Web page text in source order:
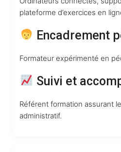
plateforme d’exercices en
Encadrement
Formateur expérimenté en
Suivi et
Référent formation assurant
administratif.